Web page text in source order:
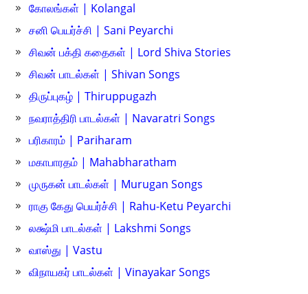
கோலங்கள் | Kolangal
சனி பெயர்ச்சி | Sani Peyarchi
சிவன் பக்தி கதைகள் | Lord Shiva Stories
சிவன் பாடல்கள் | Shivan Songs
திருப்புகழ் | Thiruppugazh
நவராத்திரி பாடல்கள் | Navaratri Songs
பரிகாரம் | Pariharam
மகாபாரதம் | Mahabharatham
முருகன் பாடல்கள் | Murugan Songs
ராகு கேது பெயர்ச்சி | Rahu-Ketu Peyarchi
லக்ஷ்மி பாடல்கள் | Lakshmi Songs
வாஸ்து | Vastu
விநாயகர் பாடல்கள் | Vinayakar Songs